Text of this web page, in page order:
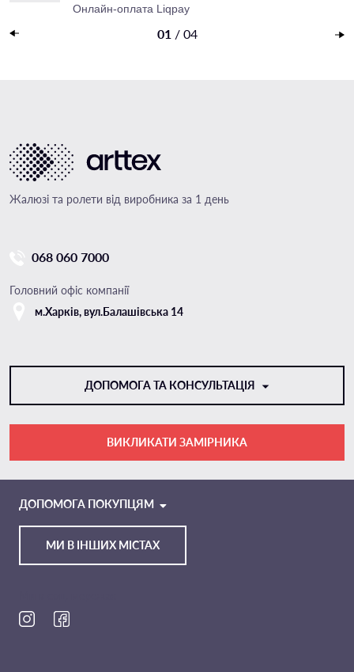
Онлайн-оплата Liqpay
01 / 04
Жалюзі та ролети від виробника за 1 день
068 060 7000
Головний офіс компанії
м.Харкiв, вул.Балашівська 14
ДОПОМОГА ТА КОНСУЛЬТАЦІЯ
TELEGRAM
ВИКЛИКАТИ ЗАМІРНИКА
МИ В ІНШИХ МІСТАХ
ДОПОМОГА ПОКУПЦЯМ